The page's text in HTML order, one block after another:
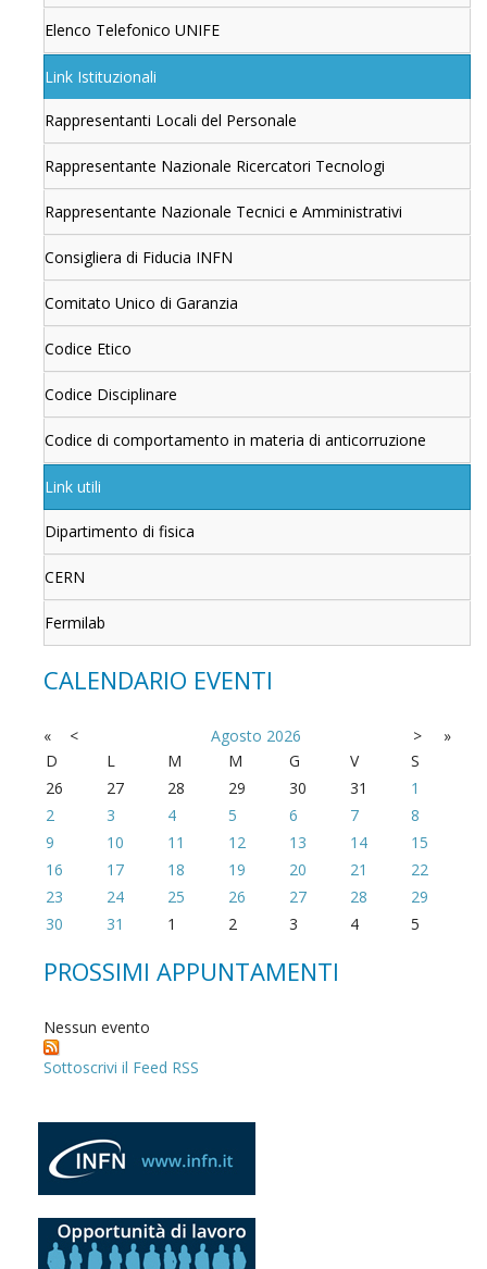
Elenco Telefonico UNIFE
Link Istituzionali
Rappresentanti Locali del Personale
Rappresentante Nazionale Ricercatori Tecnologi
Rappresentante Nazionale Tecnici e Amministrativi
Consigliera di Fiducia INFN
Comitato Unico di Garanzia
Codice Etico
Codice Disciplinare
Codice di comportamento in materia di anticorruzione
Link utili
Dipartimento di fisica
CERN
Fermilab
CALENDARIO EVENTI
« < Agosto 2026 >
»
D
L M M G V
S
26
27 28 29 30 31
1
2
3 4 5 6 7
8
9
10 11 12 13 14
15
16
17 18 19 20 21
22
23
24 25 26 27 28
29
30
31 1 2 3 4 5
PROSSIMI APPUNTAMENTI
Nessun evento
Sottoscrivi il Feed RSS